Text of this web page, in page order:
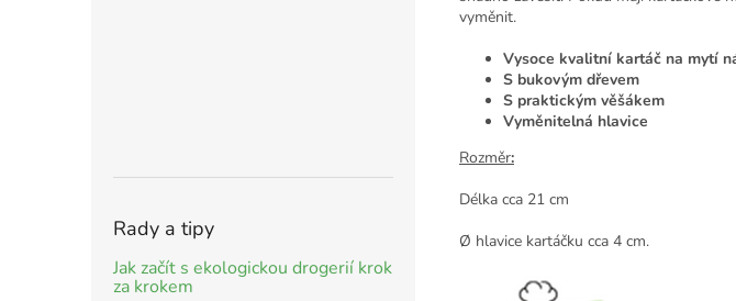
Rady a tipy
Jak začít s ekologickou drogerií krok
za krokem
vyměnit.
Vysoce kvalitní kartáč na mytí
S bukovým dřevem
S praktickým věšákem
Vyměnitelná hlavice
Rozměr:
Délka cca 21 cm
Ø hlavice kartáčku cca 4 cm.